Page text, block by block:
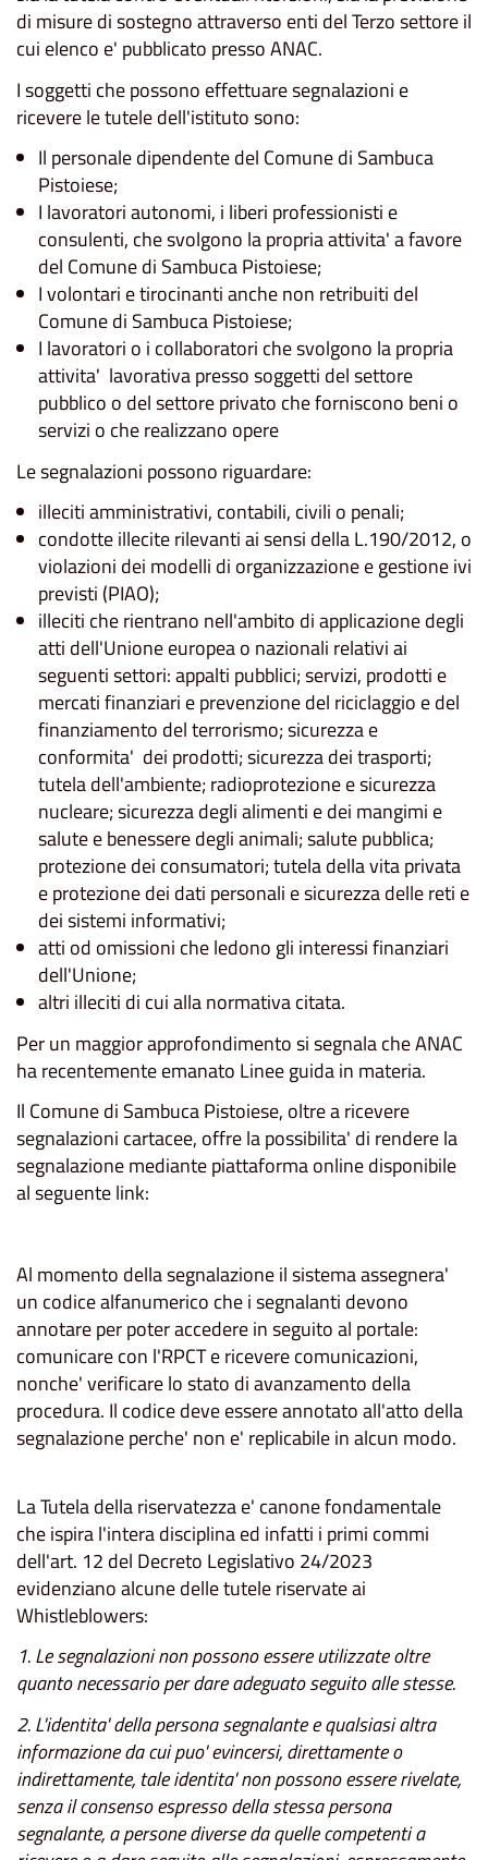
di misure di sostegno attraverso enti del Terzo settore il
cui elenco e' pubblicato presso ANAC.
I soggetti che possono effettuare segnalazioni e
ricevere le tutele dell'istituto sono:
Il personale dipendente del Comune di Sambuca
Pistoiese;
I lavoratori autonomi, i liberi professionisti e
consulenti, che svolgono la propria attivita' a favore
del Comune di Sambuca Pistoiese;
I volontari e tirocinanti anche non retribuiti del
Comune di Sambuca Pistoiese;
I lavoratori o i collaboratori che svolgono la propria
attivita' lavorativa presso soggetti del settore
pubblico o del settore privato che forniscono beni o
servizi o che realizzano opere
Le segnalazioni possono riguardare:
illeciti amministrativi, contabili, civili o penali;
condotte illecite rilevanti ai sensi della L.190/2012, o
violazioni dei modelli di organizzazione e gestione ivi
previsti (PIAO);
illeciti che rientrano nell'ambito di applicazione degli
atti dell'Unione europea o nazionali relativi ai
seguenti settori: appalti pubblici; servizi, prodotti e
mercati finanziari e prevenzione del riciclaggio e del
finanziamento del terrorismo; sicurezza e
conformita' dei prodotti; sicurezza dei trasporti;
tutela dell'ambiente; radioprotezione e sicurezza
nucleare; sicurezza degli alimenti e dei mangimi e
salute e benessere degli animali; salute pubblica;
protezione dei consumatori; tutela della vita privata
e protezione dei dati personali e sicurezza delle reti e
dei sistemi informativi;
atti od omissioni che ledono gli interessi finanziari
dell'Unione;
altri illeciti di cui alla normativa citata.
Per un maggior approfondimento si segnala che ANAC
ha recentemente emanato Linee guida in materia.
Il Comune di Sambuca Pistoiese, oltre a ricevere
segnalazioni cartacee, offre la possibilita' di rendere la
segnalazione mediante piattaforma online disponibile
al seguente link:
Al momento della segnalazione il sistema assegnera'
un codice alfanumerico che i segnalanti devono
annotare per poter accedere in seguito al portale:
comunicare con l'RPCT e ricevere comunicazioni,
nonche' verificare lo stato di avanzamento della
procedura. Il codice deve essere annotato all'atto della
segnalazione perche' non e' replicabile in alcun modo.
La Tutela della riservatezza e' canone fondamentale
che ispira l'intera disciplina ed infatti i primi commi
dell'art. 12 del Decreto Legislativo 24/2023
evidenziano alcune delle tutele riservate ai
Whistleblowers:
1. Le segnalazioni non possono essere utilizzate oltre
quanto necessario per dare adeguato seguito alle stesse.
2. L'identita' della persona segnalante e qualsiasi altra
informazione da cui puo' evincersi, direttamente o
indirettamente, tale identita' non possono essere rivelate,
senza il consenso espresso della stessa persona
segnalante, a persone diverse da quelle competenti a